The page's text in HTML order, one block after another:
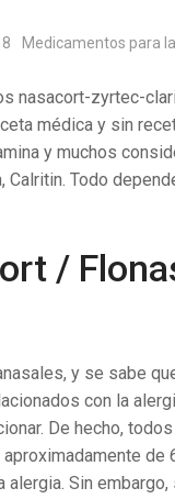
Medicamentos para
nasacort-zyrtec-
médica y sin
y muchos
Todo
/
y se sabe
con la
De hecho,
de
Sin